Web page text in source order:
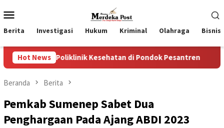
ke
kontenMobile
Berita Investigasi Hukum Kriminal Olahraga Bisnis
Hot News
Poliklinik Kesehatan di Pondok Pesantren Wakil Ketua
Beranda Berita
Pemkab Sumenep Sabet Dua
Penghargaan Pada Ajang ABDI 2023